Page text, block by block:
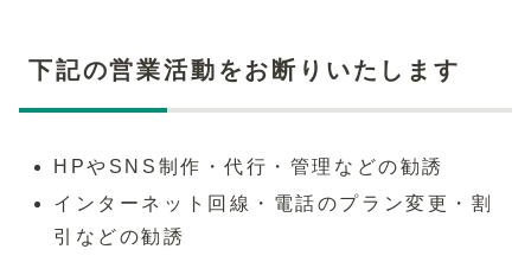
下記の営業活動をお断りいたします
HPやSNS制作・代行・管理などの勧誘
インターネット回線・電話のプラン変更・割
引などの勧誘